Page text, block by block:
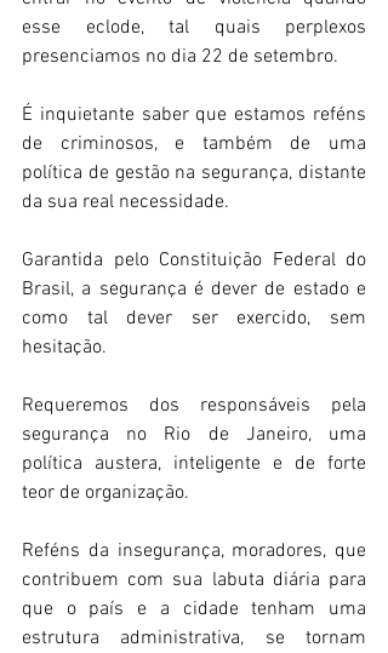
esse eclode, tal quais perplexos
presenciamos no dia 22 de setembro.
É inquietante saber que estamos reféns
de criminosos, e também de uma
política de gestão na segurança, distante
da sua real necessidade.
Garantida pelo Constituição Federal do
Brasil, a segurança é dever de estado e
como tal dever ser exercido, sem
hesitação.
Requeremos dos responsáveis pela
segurança no Rio de Janeiro, uma
política austera, inteligente e de forte
teor de organização.
Reféns da insegurança, moradores, que
contribuem com sua labuta diária para
que o país e a cidade tenham uma
estrutura administrativa, se tornam